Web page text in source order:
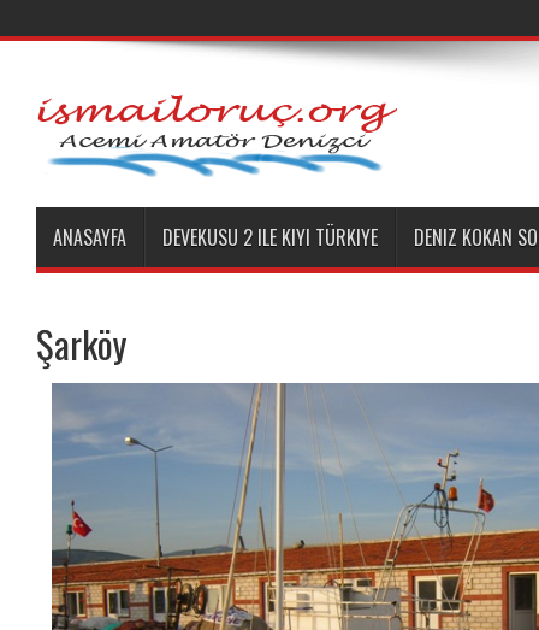
ANASAYFA DEVEKUSU 2 ILE KIYI TÜRKIYE DENIZ KOKAN
Şarköy